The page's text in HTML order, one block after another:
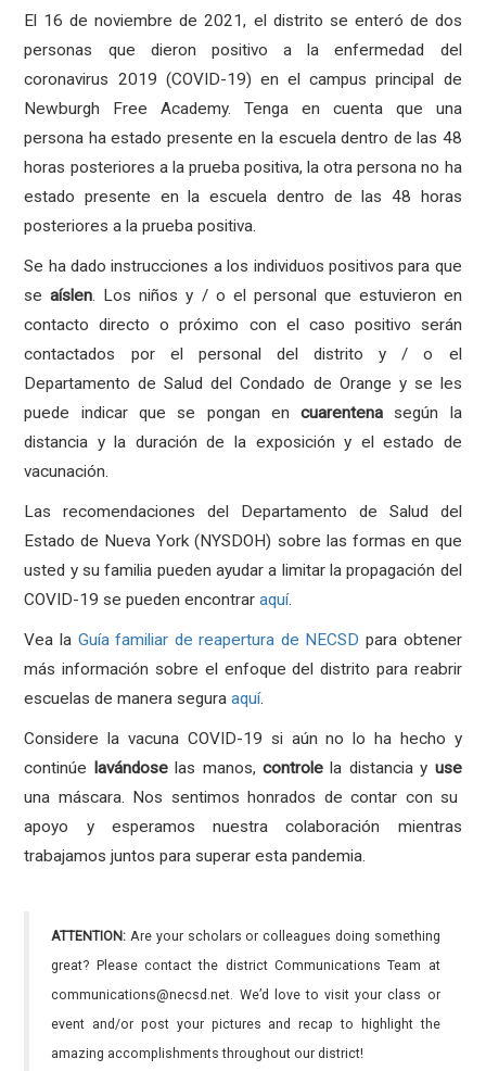
El 16 de noviembre de 2021, el distrito se enteró de dos
personas que dieron positivo a la enfermedad del
coronavirus 2019 (COVID-19) en el campus principal de
Newburgh Free Academy. Tenga en cuenta que una
persona ha estado presente en la escuela dentro de las 48
horas posteriores a la prueba positiva, la otra persona no ha
estado presente en la escuela dentro de las 48 horas
posteriores a la prueba positiva.
Se ha dado instrucciones a los individuos positivos para que
seaíslen. Los niños y / o el personal que estuvieron en
contacto directo o próximo con el caso positivo serán
contactados por el personal del distrito y / o el
Departamento de Salud del Condado de Orange y se les
puede indicar que se pongan encuarentena según la
distancia y la duración de la exposición y el estado de
vacunación.
Las recomendaciones del Departamento de Salud del
Estado de Nueva York (NYSDOH) sobre las formas en que
usted y su familia pueden ayudar a limitar la propagación del
COVID-19 se pueden encontraraquí.
Vea la Guía familiar de reapertura de NECSD para obtener
más información sobre el enfoque del distrito para reabrir
escuelas de manera seguraaquí.
Considere la vacuna COVID-19 si aún no lo ha hecho y
continúe lavándoselas manos,controle la distancia y use
una máscara. Nos sentimos honrados de contar con su
apoyo y esperamos nuestra colaboración mientras
trabajamos juntos para superar esta pandemia.
ATTENTION: Are your scholars or colleagues doing something
great? Please contact the district Communications Team at
communications@necsd.net. We’d love to visit your class or
event and/or post your pictures and recap to highlight the
amazing accomplishments throughout our district!